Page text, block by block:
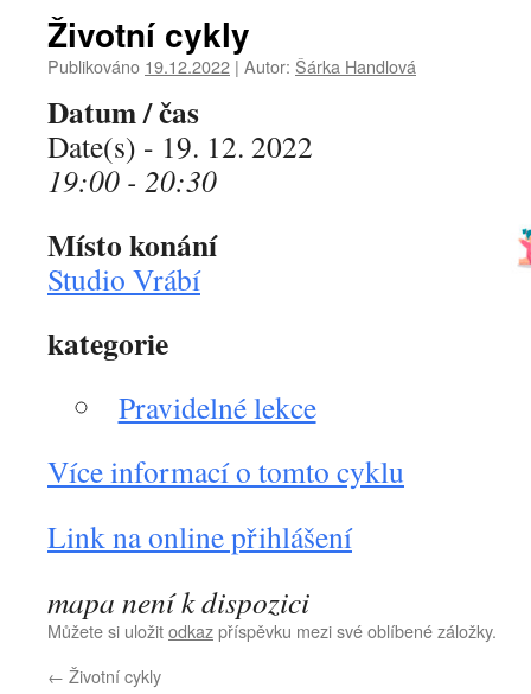
Životní cykly
Publikováno 19.12.2022 | Autor: Šárka Handlová
Datum / čas
Date(s) - 19. 12. 2022
19:00 - 20:30
Místo konání
Studio Vrábí
kategorie
Pravidelné lekce
Více informací o tomto cyklu
Link na online přihlášení
mapa není k dispozici
Můžete si uložitodkazpříspěvku mezi své oblíbené záložky.
← Životní cykly